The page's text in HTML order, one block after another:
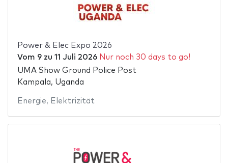
Power & Elec Expo 2026
Vom 9zu 11 Juli 2026 Nur noch 30 days to go!
UMA Show Ground Police Post
Kampala, Uganda
Energie, Elektrizität